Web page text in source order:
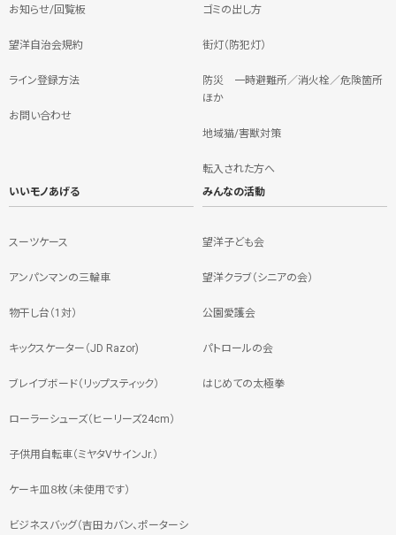
お知らせ/回覧板
望洋自治会規約
ライン登録方法
お問い合わせ
ゴミの出し方
街灯（防犯灯）
防災 一時避難所／消火栓／危険箇所
ほか
地域猫/害獣対策
転入された方へ
いいモノあげる
スーツケース
アンパンマンの三輪車
物干し台（1対）
キックスケーター（JD Razor)
ブレイブボード（リップスティック）
ローラーシューズ（ヒーリーズ24cm）
子供用自転車（ミヤタVサインJr.）
ケーキ皿８枚（未使用です）
ビジネスバッグ（吉田カバン、ポーターシ
みんなの活動
望洋子ども会
望洋クラブ（シニアの会）
公園愛護会
パトロールの会
はじめての太極拳